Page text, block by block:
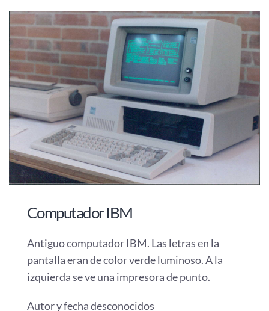
Computador IBM
Antiguo computador IBM. Las letras en la
pantalla eran de color verde luminoso. A la
izquierda se ve una impresora de punto.
Autor y fecha desconocidos